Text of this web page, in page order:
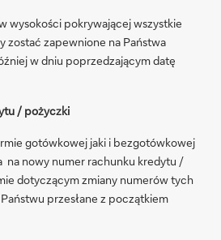
wysokości pokrywającej wszystkie
zostać zapewnione na Państwa
w dniu poprzedzającym datę
/ pożyczki
gotówkowej jaki i bezgotówkowej
na nowy numer rachunku kredytu /
dotyczącym zmiany numerów tych
przesłane z początkiem